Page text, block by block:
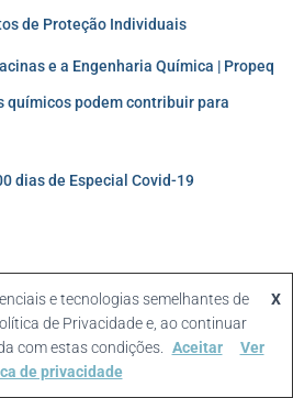
de Proteção Individuais
e a Engenharia Química | Propeq
químicos podem contribuir para
dias de Especial Covid-19
e tecnologias semelhantes de
de Privacidade e, ao continuar
com estas condições.
X
Aceitar
Ver
de privacidade